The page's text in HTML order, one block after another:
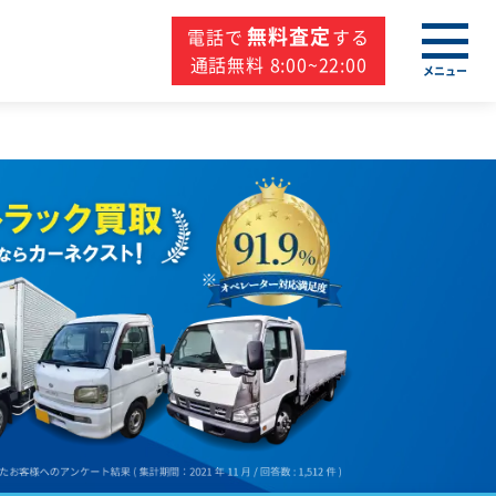
電話で 無料査定する
通話無料 8:00~22:00
メニュー